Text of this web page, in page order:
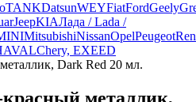
TANKDatsunWEYFiatFordGeely
JeepKIAЛада / Lada /
MitsubishiNissanOpelPeugeot
Chery, EXEED
Dark Red 20 мл.